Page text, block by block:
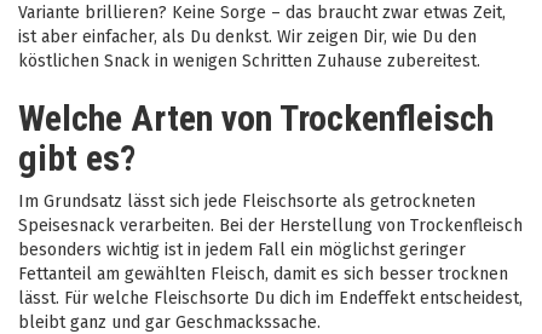
Variante brillieren? Keine Sorge – das braucht zwar etwas Zeit,
ist aber einfacher, als Du denkst. Wir zeigen Dir, wie Du den
köstlichen Snack in wenigen Schritten Zuhause zubereitest.
Welche Arten von Trockenfleisch
gibt es?
Im Grundsatz lässt sich jede Fleischsorte als getrockneten
Speisesnack verarbeiten. Bei der Herstellung von Trockenfleisch
besonders wichtig ist in jedem Fall ein möglichst geringer
Fettanteil am gewählten Fleisch, damit es sich besser trocknen
lässt. Für welche Fleischsorte Du dich im Endeffekt entscheidest,
bleibt ganz und gar Geschmackssache.